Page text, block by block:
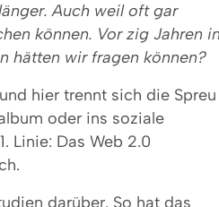
Auch weil oft gar
können. Vor zig Jahren
hätten wir fragen können?
hier trennt sich die Spreu
oder ins soziale
Linie: Das Web 2.0
darüber. So hat das